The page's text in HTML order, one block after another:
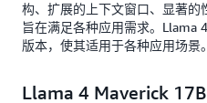
构、扩展的上下文窗口、显著的
旨在满足各种应用需求。Llama
版本，使其适用于各种应用场景。
Llama 4 Maverick 17B